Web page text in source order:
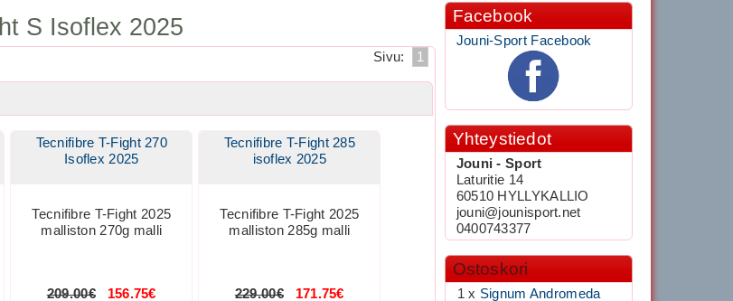
S Isoflex 2025
Sivu: 1
Tecnifibre T-Fight 270
Isoflex 2025
Tecnifibre T-Fight 2025
malliston 270g malli
209.00€
156.75€
Tecnifibre T-Fight 285
isoflex 2025
Tecnifibre T-Fight 2025
malliston 285g malli
229.00€
171.75€
Facebook
Jouni-Sport Facebook
Yhteystiedot
Jouni - Sport
Laturitie 14
60510 HYLLYKALLIO
jouni@jounisport.net
0400743377
Ostoskori
1 x Signum Andromeda